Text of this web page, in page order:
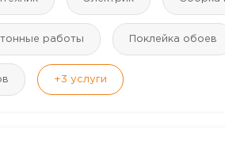
работы Поклейка обоев
+3 услуги